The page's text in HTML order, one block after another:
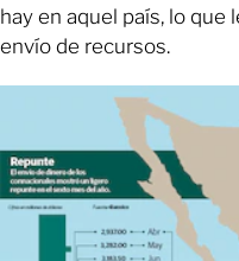
hay en aquel país, lo que
envío de recursos.